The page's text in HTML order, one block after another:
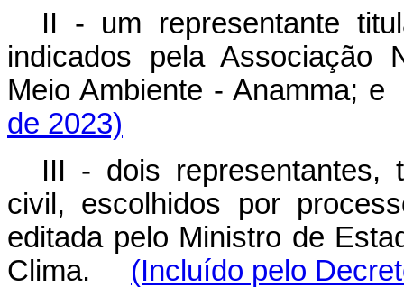
II - um representante
indicados pela Associação
Meio Ambiente -
de 2023)
III - dois representantes,
civil, escolhidos por
editada pelo Ministro de
Clima. (Incluído pelo